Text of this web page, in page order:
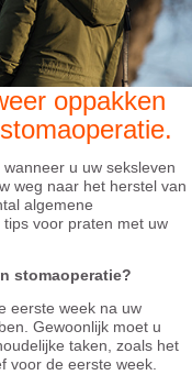
oppakken
u uw seksleven
weg naar het herstel van
algemene
voor praten met uw
stomaoperatie?
eerste week na uw
Gewoonlijk moet u
taken, zoals het
voor de eerste week.